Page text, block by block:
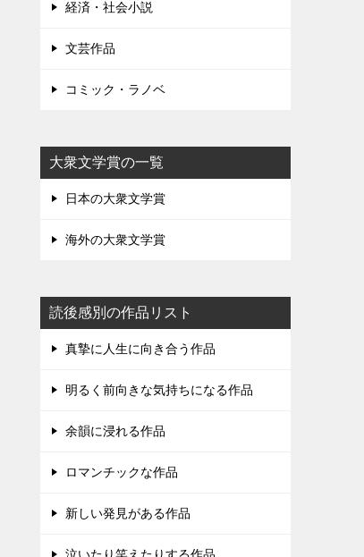
経済・社会小説
文芸作品
コミック・ラノベ
大衆文学賞の一覧
日本の大衆文学賞
海外の大衆文学賞
読後感別の作品リスト
真摯に人生に向き合う作品
明るく前向きな気持ちになる作品
余韻に浸れる作品
ロマンチックな作品
新しい発見がある作品